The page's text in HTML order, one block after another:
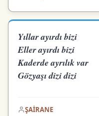
Yıllar ayırdı bizi
Eller ayırdı bizi
Kaderde ayrılık var
Gözyaşı dizi dizi
ŞAİRANE